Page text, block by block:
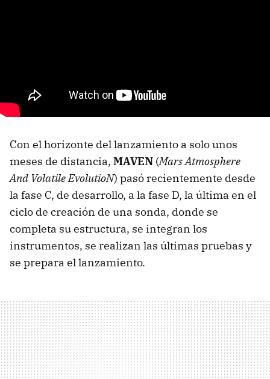
Con el horizonte del lanzamiento a solo unos
meses de distancia, MAVEN (Mars Atmosphere
And Volatile EvolutioN) pasó recientemente desde
la fase C, de desarrollo, a la fase D, la última en el
ciclo de creación de una sonda, donde se
completa su estructura, se integran los
instrumentos, se realizan las últimas pruebas y
se prepara el lanzamiento.